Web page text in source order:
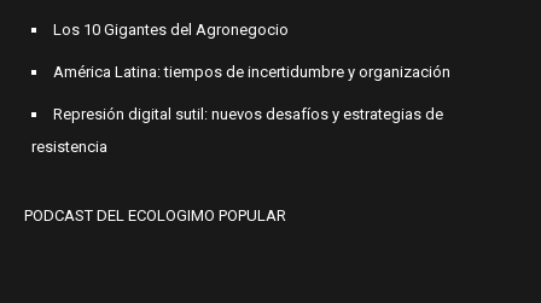
Los 10 Gigantes del Agronegocio
América Latina: tiempos de incertidumbre y organización
Represión digital sutil: nuevos desafíos y estrategias de
resistencia
PODCAST DEL ECOLOGIMO POPULAR